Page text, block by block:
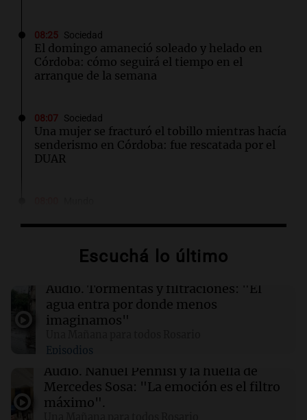
08:25 Sociedad
El domingo amaneció soleado y helado en
Córdoba: cómo seguirá el tiempo en el
arranque de la semana
08:07 Sociedad
Una mujer se fracturó el tobillo mientras hacía
senderismo en Córdoba: fue rescatada por el
DUAR
antiguo que mejora la calidad del trigo
07:56 Cadena 3 Mundo
Rusia y Ucrania protagonizan intensos
ataques nocturnos que dejan 7 muertos y
numerosos heridos
07:04 Sociedad
Despiden a Jorge Messi: Lionel, de regreso en
Rosario para el último adiós a su papá
Escuchá lo último
Audio. Tormentas y filtraciones: "El
agua entra por donde menos
imaginamos"
Episodios
Audio. Nahuel Pennisi y la huella de
Mercedes Sosa: "La emoción es el filtro
máximo".